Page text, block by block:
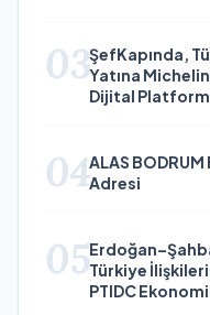
03ŞefKapında,
Yatına
Dijital
04ALAS BODRUM
Adresi
05Türkiye
PTIDC